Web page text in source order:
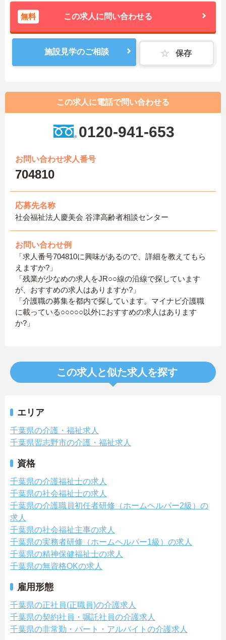
無料 この求人に問い合わせる
施設見学のご相談 保存
この求人に電話で問い合わせる
0120-941-653
お問い合わせ求人番号
704810
応募先名称
社会福祉法人慶美会 谷津高齢者相談センター
お問い合わせ例
「求人番号704810に興味があるので、詳細を教えてもら
えますか?」
「残業が少なめの求人をJR○○線の沿線で探しています
が、おすすめの求人はありますか?」
「介護職の募集を都内で探しています。マイナビ介護職
に載っている○○○○○以外におすすめの求人はあります
か?」
この求人と似た求人を探す
エリア
千葉県の介護・福祉求人
千葉県習志野市の介護・福祉求人
資格
千葉県の介護福祉士の求人
千葉県の社会福祉士の求人
千葉県の介護職員初任者研修（ホームヘルパー2級）の
求人
千葉県の社会福祉主事の求人
千葉県の実務者研修（ホームヘルパー1級）の求人
千葉県の精神保健福祉士の求人
千葉県の無資格OKの求人
雇用形態
千葉県の正社員(正職員)の介護求人
千葉県の契約社員・嘱託社員の介護求人
千葉県の非常勤・パート・アルバイトの介護求人